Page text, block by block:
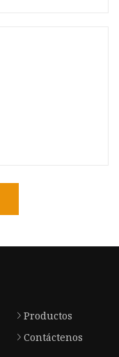
Productos
Contáctenos